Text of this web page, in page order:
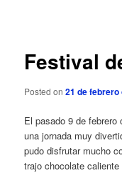
Festival
Posted on21 de febrero
El pasado 9 de
una jornada muy
pudo disfrutar mucho
trajo chocolate